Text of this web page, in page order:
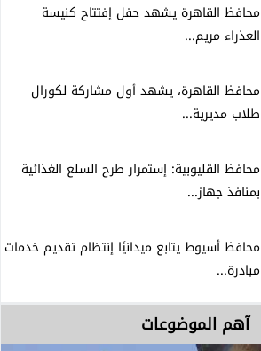
محافظ القاهرة يشهد حفل إفتتاح كنيسة
العذراء مريم...
محافظ القاهرة، يشهد أول مشاركة لكورال
طلاب مديرية...
محافظ القليوبية: إستمرار طرح السلع الغذائية
بمنافذ جهاز...
محافظ أسيوط يتابع ميدانيًا إنتظام تقديم خدمات
مبادرة...
آهم الموضوعات